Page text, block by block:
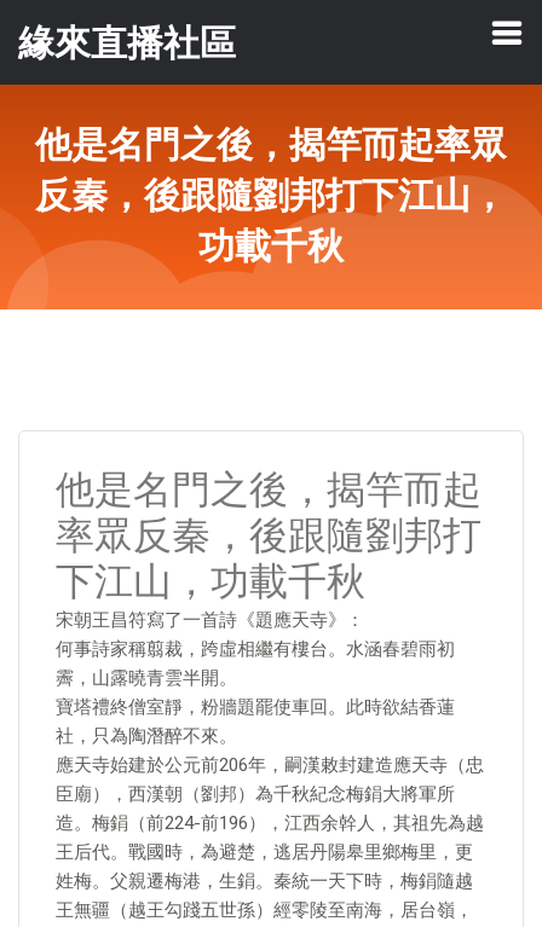
緣來直播社區
他是名門之後，揭竿而起率眾
反秦，後跟隨劉邦打下江山，
功載千秋
他是名門之後，揭竿而起
率眾反秦，後跟隨劉邦打
下江山，功載千秋
宋朝王昌符寫了一首詩《題應天寺》：
何事詩家稱翦裁，跨虛相繼有樓台。水涵春碧雨初
霽，山露曉青雲半開。
寶塔禮終僧室靜，粉牆題罷使車回。此時欲結香蓮
社，只為陶潛醉不來。
應天寺始建於公元前206年，嗣漢敕封建造應天寺（忠
臣廟），西漢朝（劉邦）為千秋紀念梅鋗大將軍所
造。梅鋗（前224-前196），江西余幹人，其祖先為越
王后代。戰國時，為避楚，逃居丹陽皋里鄉梅里，更
姓梅。父親遷梅港，生鋗。秦統一天下時，梅鋗隨越
王無疆（越王勾踐五世孫）經零陵至南海，居台嶺，